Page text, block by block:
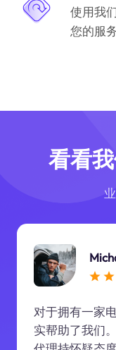
使用我
您的服
看看
对于拥有一家
实帮助了我们